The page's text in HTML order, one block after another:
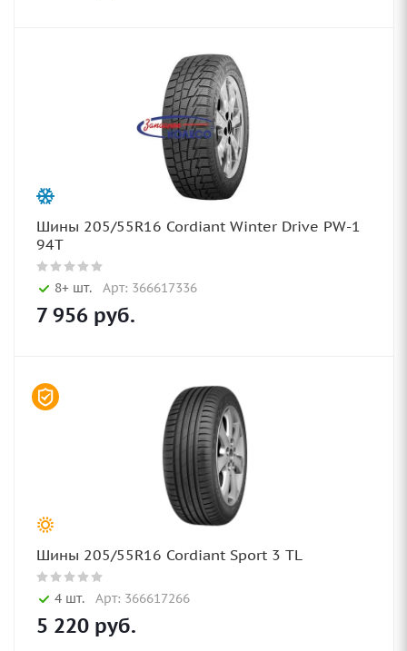
Шины 205/55R16 Cordiant Winter Drive PW-1
94T
8+ шт. Арт: 366617336
7 956 руб.
Шины 205/55R16 Cordiant Sport 3 TL
4 шт. Арт: 366617266
5 220 руб.